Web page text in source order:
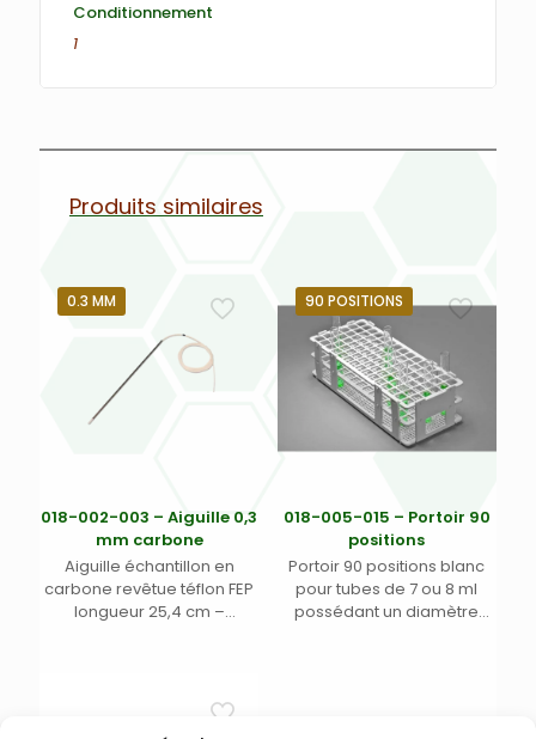
Conditionnement
1
Produits similaires
0.3 MM
018-002-003 – Aiguille 0,3
mm carbone
Aiguille échantillon en
carbone revêtue téflon FEP
longueur 25,4 cm –
longueur 2,74 m – pour
90 POSITIONS
018-005-015 – Portoir 90
positions
Portoir 90 positions blanc
pour tubes de 7 ou 8 ml
possédant un diamètre